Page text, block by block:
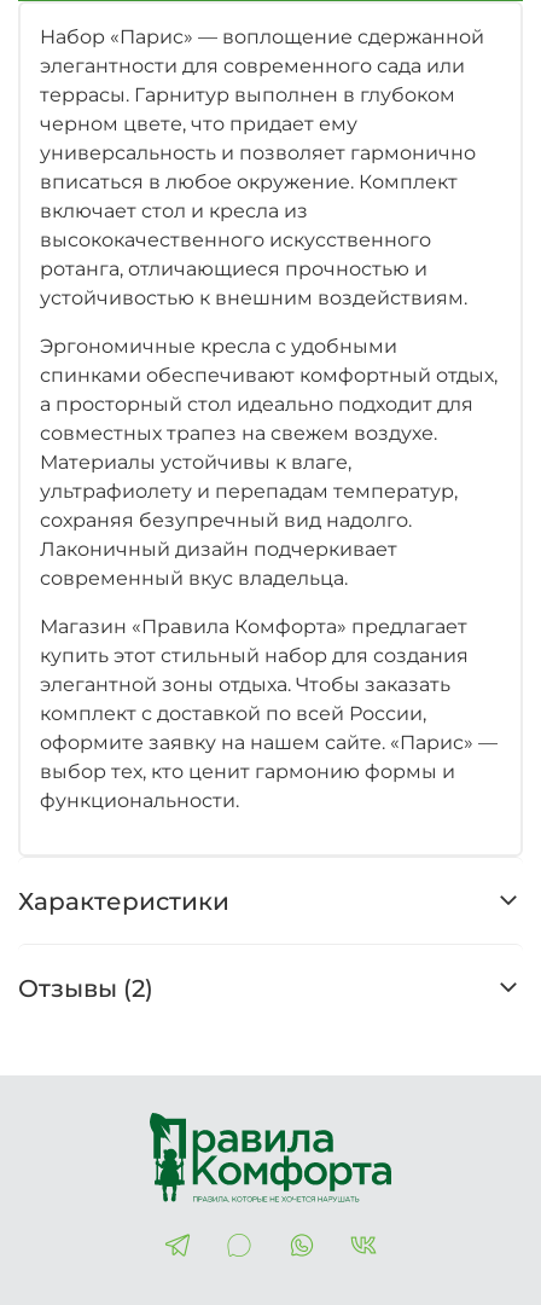
Набор «Парис» — воплощение сдержанной
элегантности для современного сада или
террасы. Гарнитур выполнен в глубоком
черном цвете, что придает ему
универсальность и позволяет гармонично
вписаться в любое окружение. Комплект
включает стол и кресла из
высококачественного искусственного
ротанга, отличающиеся прочностью и
устойчивостью к внешним воздействиям.
Эргономичные кресла с удобными
спинками обеспечивают комфортный отдых,
а просторный стол идеально подходит для
совместных трапез на свежем воздухе.
Материалы устойчивы к влаге,
ультрафиолету и перепадам температур,
сохраняя безупречный вид надолго.
Лаконичный дизайн подчеркивает
современный вкус владельца.
Магазин «Правила Комфорта» предлагает
купить этот стильный набор для создания
элегантной зоны отдыха. Чтобы заказать
комплект с доставкой по всей России,
оформите заявку на нашем сайте. «Парис» —
выбор тех, кто ценит гармонию формы и
функциональности.
Характеристики
Отзывы (2)